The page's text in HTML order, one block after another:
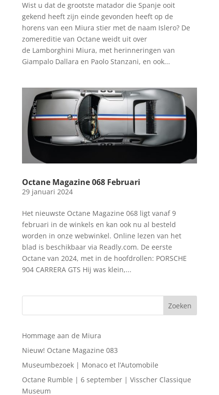
Wist u dat de grootste matador die Spanje ooit
gekend heeft zijn einde gevonden heeft op de
horens van een Miura stier met de naam Islero? De
zomereditie van Octane weidt uit over
de Lamborghini Miura, met herinneringen van
Giampalo Dallara en Paolo Stanzani, en ook...
Octane Magazine 068 Februari
29 januari 2024
Het nieuwste Octane Magazine 068 ligt vanaf 9
februari in de winkels en kan ook nu al besteld
worden in onze webwinkel. Online lezen van het
blad is beschikbaar via Readly.com. De eerste
Octane van 2024, met in de hoofdrollen: PORSCHE
904 CARRERA GTS Hij was klein,...
Hommage aan de Miura
Nieuw! Octane Magazine 083
Museumbezoek | Monaco et l’Automobile
Octane Rumble | 6 september | Visscher Classique
Museum